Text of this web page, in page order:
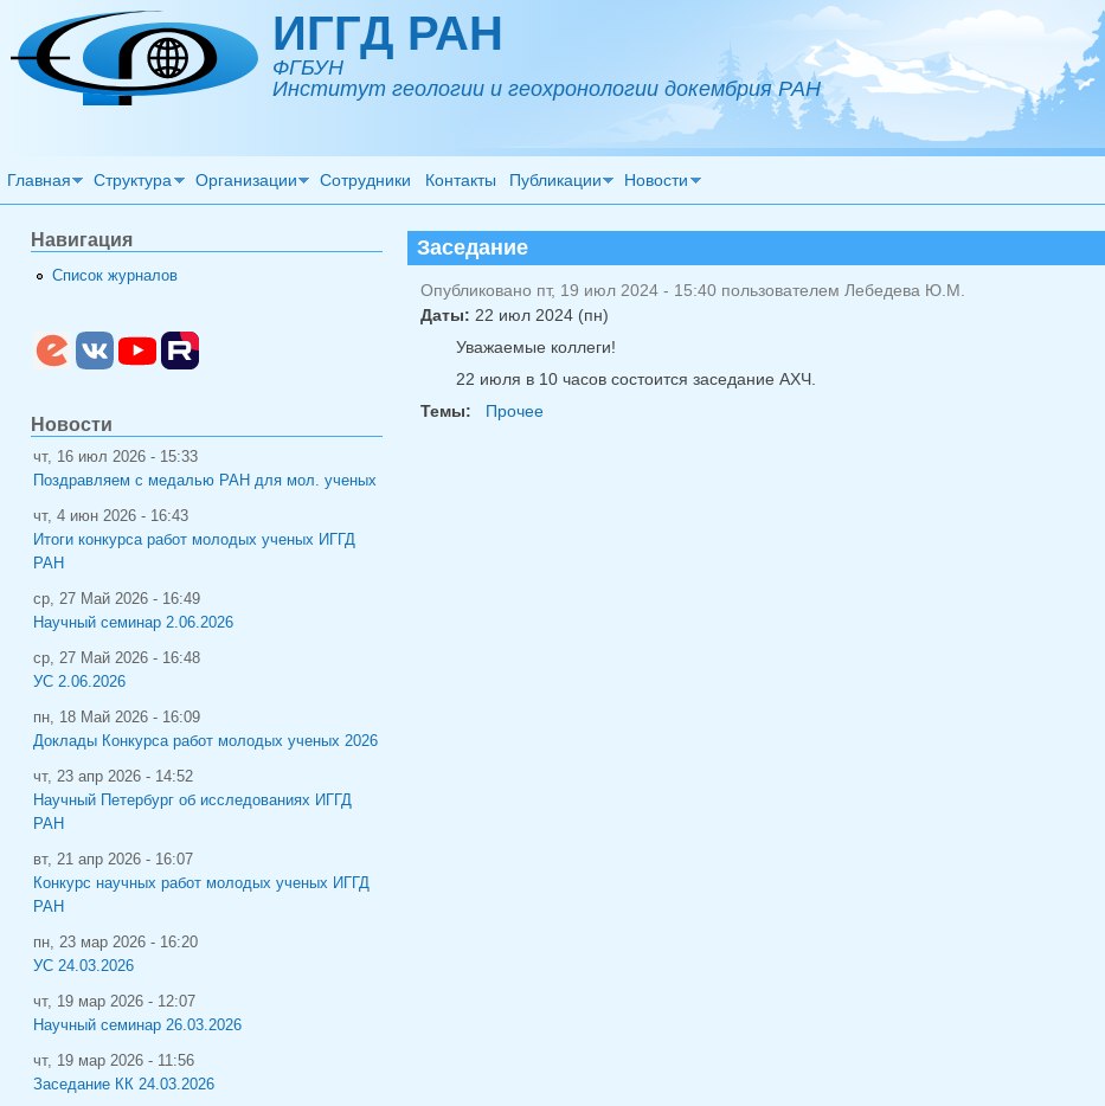
Перейти к основному содержанию ИГГД РАН
ФГБУН
Институт геологии и геохронологии докембрия РАН
Главная Структура Организации Сотрудники Контакты Публикации Новости
Заседание
Опубликовано пт, 19 июл 2024 - 15:40 пользователем Лебедева Ю.М.
Даты: 22 июл 2024 (пн)
Уважаемые коллеги!
22 июля в 10 часов состоится заседание АХЧ.
Темы:
Прочее
Навигация
Список журналов
Новости
чт, 16 июл 2026 - 15:33
Поздравляем с медалью РАН для мол. ученых
чт, 4 июн 2026 - 16:43
Итоги конкурса работ молодых ученых ИГГД
РАН
ср, 27 Май 2026 - 16:49
Научный семинар 2.06.2026
ср, 27 Май 2026 - 16:48
УС 2.06.2026
пн, 18 Май 2026 - 16:09
Доклады Конкурса работ молодых ученых 2026
чт, 23 апр 2026 - 14:52
Научный Петербург об исследованиях ИГГД
РАН
вт, 21 апр 2026 - 16:07
Конкурс научных работ молодых ученых ИГГД
РАН
пн, 23 мар 2026 - 16:20
УС 24.03.2026
чт, 19 мар 2026 - 12:07
Научный семинар 26.03.2026
чт, 19 мар 2026 - 11:56
Заседание КК 24.03.2026